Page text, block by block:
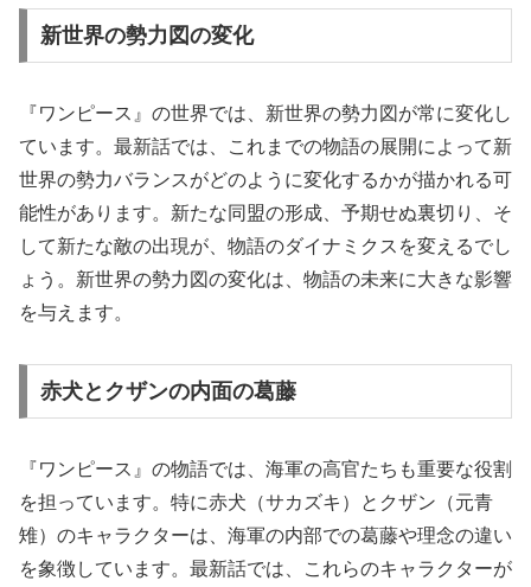
新世界の勢力図の変化
『ワンピース』の世界では、新世界の勢力図が常に変化し
ています。最新話では、これまでの物語の展開によって新
世界の勢力バランスがどのように変化するかが描かれる可
能性があります。新たな同盟の形成、予期せぬ裏切り、そ
して新たな敵の出現が、物語のダイナミクスを変えるでし
ょう。新世界の勢力図の変化は、物語の未来に大きな影響
を与えます。
赤犬とクザンの内面の葛藤
『ワンピース』の物語では、海軍の高官たちも重要な役割
を担っています。特に赤犬（サカズキ）とクザン（元青
雉）のキャラクターは、海軍の内部での葛藤や理念の違い
を象徴しています。最新話では、これらのキャラクターが